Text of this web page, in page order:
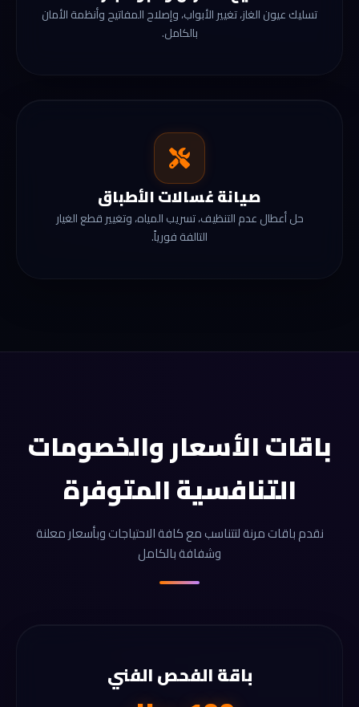
تسليك عيون الغاز، تغيير الأبواب، وإصلاح المفاتيح وأنظمة الأمان
بالكامل.
صيانة غسالات الأطباق
حل أعطال عدم التنظيف، تسريب المياه، وتغيير قطع الغيار
التالفة فورياً.
باقات الأسعار والخصومات
التنافسية المتوفرة
نقدم باقات مرنة لتتناسب مع كافة الاحتياجات وبأسعار معلنة
وشفافة بالكامل
باقة الفحص الفني